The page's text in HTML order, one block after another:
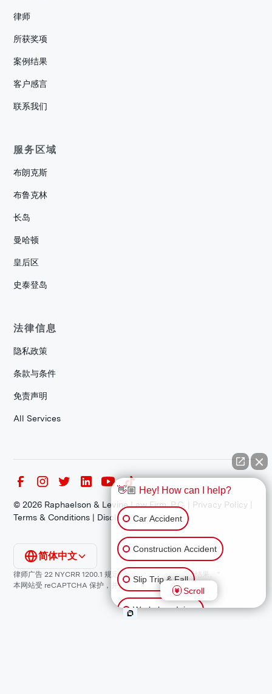
律师
所获奖项
案例结果
客户感言
联系我们
服务区域
布朗克斯
布鲁克林
长岛
曼哈顿
皇后区
史泰登岛
法律信息
隐私政策
条款与条件
免责声明
All Services
©2026 Raphaelson & Levine Law Firm, P.C. | Privacy Policy
Terms & Conditions | Disclaimer
律师广告 22 NYCRR 1200.1 规定：“过往结果不保证类似结果。”
本网站受 reCAPTCHA 保护，并适用谷歌
隐私政策和 。
简体中文
👋🏼 Hey! How can I help?
Car Accident
Construction Accident
Slip Trip & Fall
Workplace Injury
Scroll